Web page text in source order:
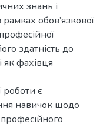
знань і
обов’язкової
здатність до
як фахівця
роботи є
навичок щодо